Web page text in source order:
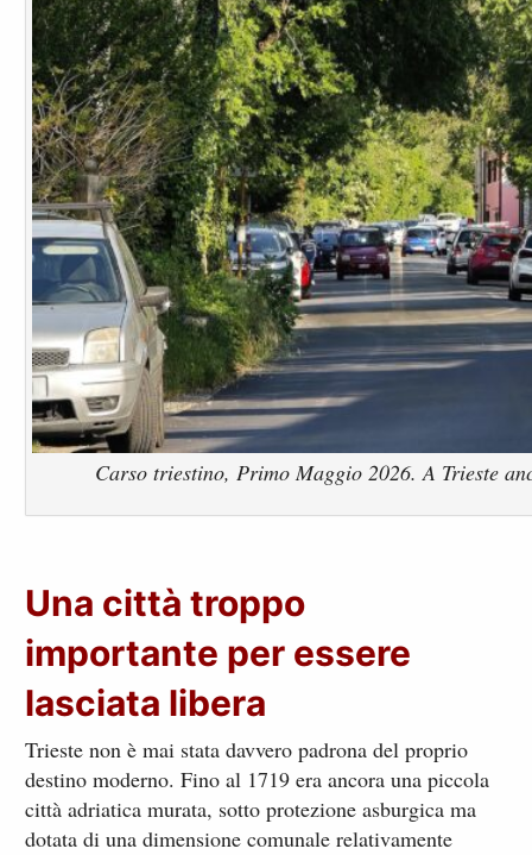
Carso triestino, Primo Maggio 2026. A Trieste
Una città troppo
importante per essere
lasciata libera
Trieste non è mai stata davvero padrona del proprio
destino moderno. Fino al 1719 era ancora una piccola
città adriatica murata, sotto protezione asburgica ma
dotata di una dimensione comunale relativamente